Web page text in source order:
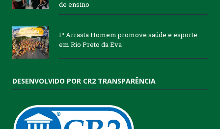
de ensino
1º Arrasta Homem promove saúde e esporte
em Rio Preto da Eva
DESENVOLVIDO POR CR2 TRANSPARÊNCIA